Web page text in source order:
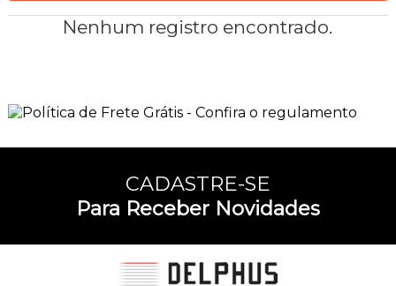
Nenhum registro encontrado.
CADASTRE-SE
Para Receber Novidades